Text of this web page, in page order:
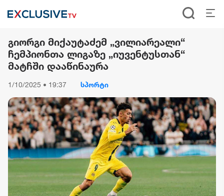
გიორგი მიქაუტაძემ „ვილიარეალი“
ჩემპიონთა ლიგაზე „იუვენტუსთან“
მატჩში დააწინაურა
1/10/2025 • 19:37 სპორტი